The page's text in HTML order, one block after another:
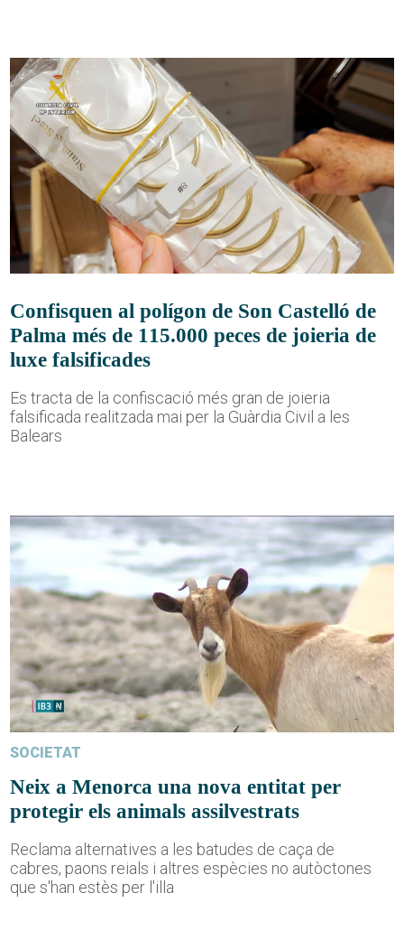
Confisquen al polígon de Son Castelló de
Palma més de 115.000 peces de joieria de
luxe falsificades
Es tracta de la confiscació més gran de joieria
falsificada realitzada mai per la Guàrdia Civil a les
Balears
SOCIETAT
Neix a Menorca una nova entitat per
protegir els animals assilvestrats
Reclama alternatives a les batudes de caça de
cabres, paons reials i altres espècies no autòctones
que s'han estès per l'illa